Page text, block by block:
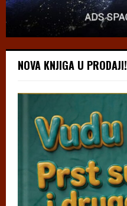
NOVA KNJIGA U PRODAJI!